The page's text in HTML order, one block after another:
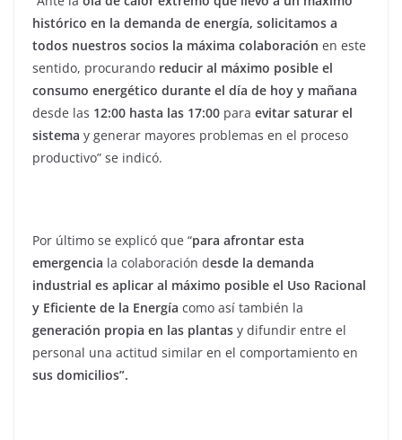
histórico en la demanda de energía, solicitamos a
todos nuestros socios la máxima colaboración en este
sentido, procurando reducir al máximo posible el
consumo energético durante el día de hoy y mañana
desde las 12:00 hasta las 17:00 para evitar saturar el
sistema y generar mayores problemas en el proceso
productivo” se indicó.
Por último se explicó que “para afrontar esta
emergencia la colaboración desde la demanda
industrial es aplicar al máximo posible el Uso Racional
y Eficiente de la Energía como así también la
generación propia en las plantas y difundir entre el
personal una actitud similar en el comportamiento en
sus domicilios”.